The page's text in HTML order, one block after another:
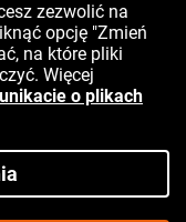
zezwolić na
opcję "Zmień
na które pliki
Więcej
o plikach